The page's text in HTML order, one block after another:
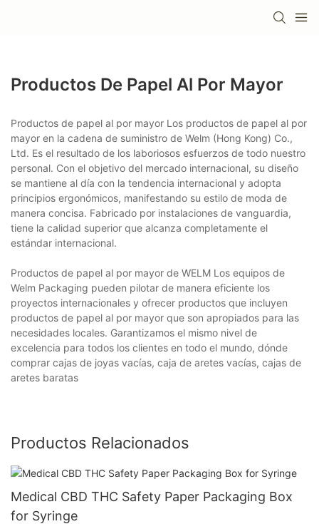
Productos De Papel Al Por Mayor
Productos de papel al por mayor Los productos de papel al por
mayor en la cadena de suministro de Welm (Hong Kong) Co.,
Ltd. Es el resultado de los laboriosos esfuerzos de todo nuestro
personal. Con el objetivo del mercado internacional, su diseño
se mantiene al día con la tendencia internacional y adopta
principios ergonómicos, manifestando su estilo de moda de
manera concisa. Fabricado por instalaciones de vanguardia,
tiene la calidad superior que alcanza completamente el
estándar internacional.
Productos de papel al por mayor de WELM Los equipos de
Welm Packaging pueden pilotar de manera eficiente los
proyectos internacionales y ofrecer productos que incluyen
productos de papel al por mayor que son apropiados para las
necesidades locales. Garantizamos el mismo nivel de
excelencia para todos los clientes en todo el mundo, dónde
comprar cajas de joyas vacías, caja de aretes vacías, cajas de
aretes baratas
Productos Relacionados
Medical CBD THC Safety Paper Packaging Box
for Syringe